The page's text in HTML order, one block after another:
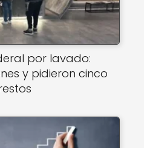
por lavado:
y pidieron cinco